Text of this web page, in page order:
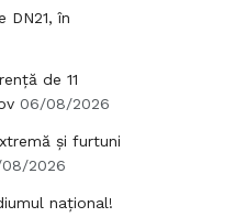
DN21, în
de 11
06/08/2026
și furtuni
2026
național!